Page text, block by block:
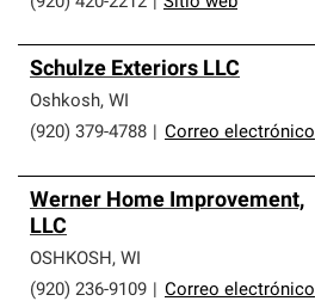
Schulze Exteriors LLC
Oshkosh, WI
(920) 379-4788
Correo electrónico
Werner Home Improvement,
LLC
OSHKOSH, WI
(920) 236-9109
Correo electrónico